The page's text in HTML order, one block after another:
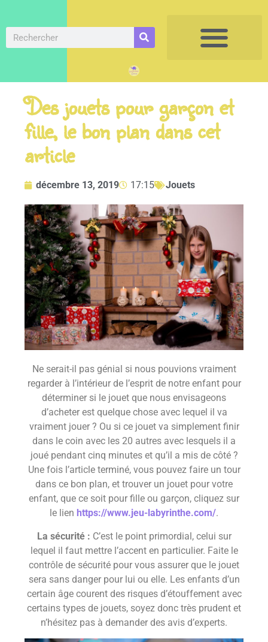
Des jouets pour garçon et
fille, le bon plan dans cet
article
décembre 13, 2019 17:15 Jouets
Ne serait-il pas génial si nous pouvions vraiment
regarder à l’intérieur de l’esprit de notre enfant pour
déterminer si le jouet que nous envisageons
d’acheter est quelque chose avec lequel il va
vraiment jouer ? Ou si ce jouet va simplement finir
dans le coin avec les 20 autres avec lesquels il a
joué pendant cinq minutes et qu’il a mis de côté ?
Une fois l’article terminé, vous pouvez faire un tour
dans ce bon plan, et trouver un jouet pour votre
enfant, que ce soit pour fille ou garçon, cliquez sur
le lien https://www.jeu-labyrinthe.com/.
La sécurité : C’est le point primordial, celui sur
lequel il faut mettre l’accent en particulier. Faite le
contrôle de sécurité pour vous assurer que le jouet
sera sans danger pour lui ou elle. Les enfants d’un
certain âge courent des risques d’étouffement avec
certains types de jouets, soyez donc très prudent et
n’hésitez pas à demander des avis d’experts.